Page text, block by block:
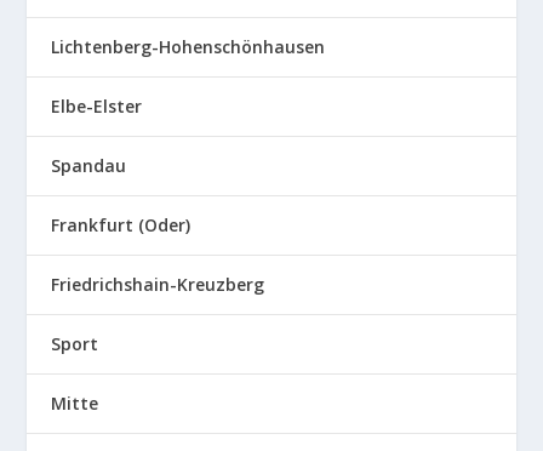
Lichtenberg-Hohenschönhausen
Elbe-Elster
Spandau
Frankfurt (Oder)
Friedrichshain-Kreuzberg
Sport
Mitte